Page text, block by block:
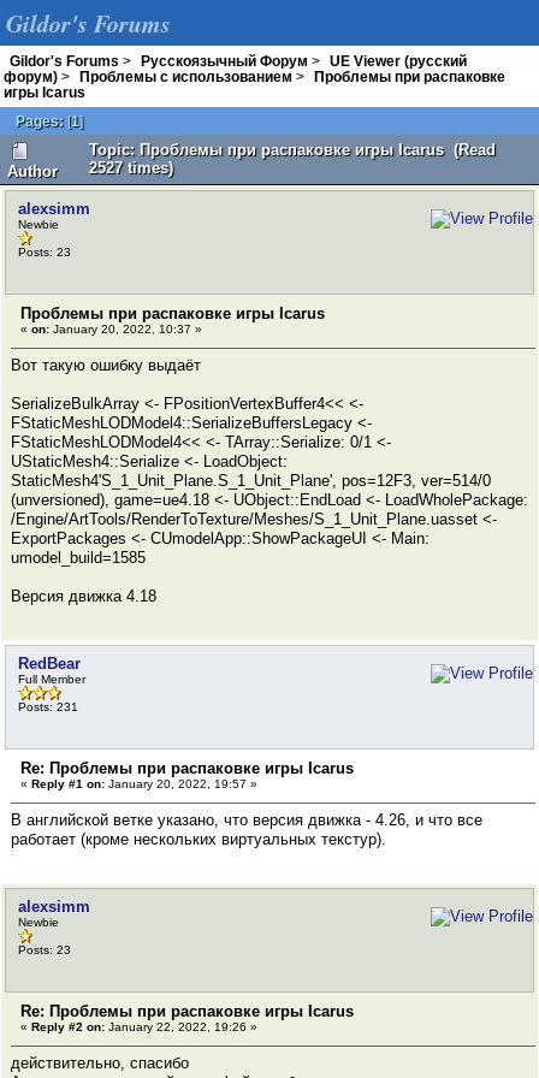
Gildor's Forums
Gildor's Forums > Русскоязычный Форум >
UE Viewer (русский
форум) > Проблемы с использованием >
Проблемы при распаковке
игры Icarus
Pages: [1]
Author
Topic: Проблемы при распаковке игры Icarus (Read
2527 times)
alexsimm
Newbie
Posts: 23
Проблемы при распаковке игры Icarus
« on: January 20, 2022, 10:37 »
Вот такую ошибку выдаёт
SerializeBulkArray <- FPositionVertexBuffer4<< <-
FStaticMeshLODModel4::SerializeBuffersLegacy <-
FStaticMeshLODModel4<< <- TArray::Serialize: 0/1 <-
UStaticMesh4::Serialize <- LoadObject:
StaticMesh4'S_1_Unit_Plane.S_1_Unit_Plane', pos=12F3, ver=514/0
(unversioned), game=ue4.18 <- UObject::EndLoad <- LoadWholePackage:
/Engine/ArtTools/RenderToTexture/Meshes/S_1_Unit_Plane.uasset <-
ExportPackages <- CUmodelApp::ShowPackageUI <- Main:
umodel_build=1585
Версия движка 4.18
RedBear
Full Member
Posts: 231
Re: Проблемы при распаковке игры Icarus
« Reply #1 on: January 20, 2022, 19:57 »
В английской ветке указано, что версия движка - 4.26, и что все
работает (кроме нескольких виртуальных текстур).
alexsimm
Newbie
Posts: 23
Re: Проблемы при распаковке игры Icarus
« Reply #2 on: January 22, 2022, 19:26 »
действительно, спасибо